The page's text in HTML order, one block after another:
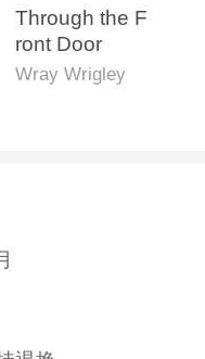
Through the F
ront Door
Wray Wrigley